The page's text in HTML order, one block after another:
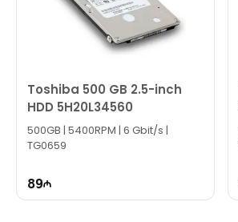
Toshiba 500 GB 2.5-inch
HDD 5H20L34560
500GB | 5400RPM | 6 Gbit/s |
TG0659
89